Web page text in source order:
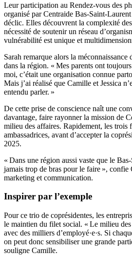
Leur participation au Rendez-vous des
organisé par Centraide Bas-Saint-
déclic. Elles découvrent la complexité
nécessité de soutenir un réseau
vulnérabilité est unique et
Sarah remarque alors la
dans la région. « Mes parents ont
moi, c’était une organisation connue
Mais j’ai réalisé que Camille et Jessica
entendu parler. »
De cette prise de conscience naît une
davantage, faire rayonner la mission de
milieu des affaires. Rapidement, les trois
ambassadrices, avant d’accepter la
2025.
« Dans une région aussi vaste que le
jamais trop de bras pour le faire »,
marketing et communication.
Inspirer par l’exemple
Pour ce trio de coprésidentes, les
le maintien du filet social. « Le milieu
avec des milliers d’employé·e·s. Si
on peut donc sensibiliser une grande
souligne Camille.